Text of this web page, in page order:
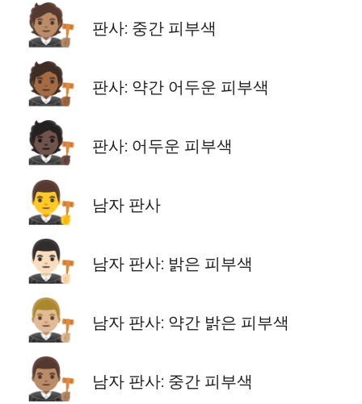
🧑🏽‍⚖️ 판사: 중간 피부색
🧑🏾‍⚖️ 판사: 약간 어두운 피부색
🧑🏿‍⚖️ 판사: 어두운 피부색
👨‍⚖️ 남자 판사
👨🏻‍⚖️ 남자 판사: 밝은 피부색
👨🏼‍⚖️ 남자 판사: 약간 밝은 피부색
👨🏽‍⚖️ 남자 판사: 중간 피부색